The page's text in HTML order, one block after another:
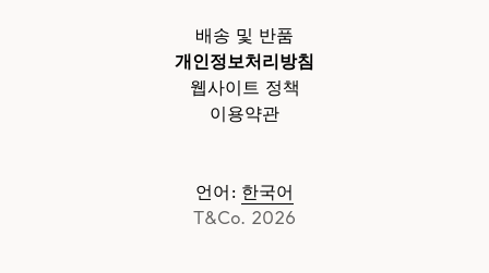
배송 및 반품
개인정보처리방침
웹사이트 정책
이용약관
언어 : 한국어
T&Co. 2026